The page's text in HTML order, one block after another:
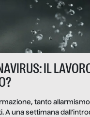
IL
tanto
A una settimana